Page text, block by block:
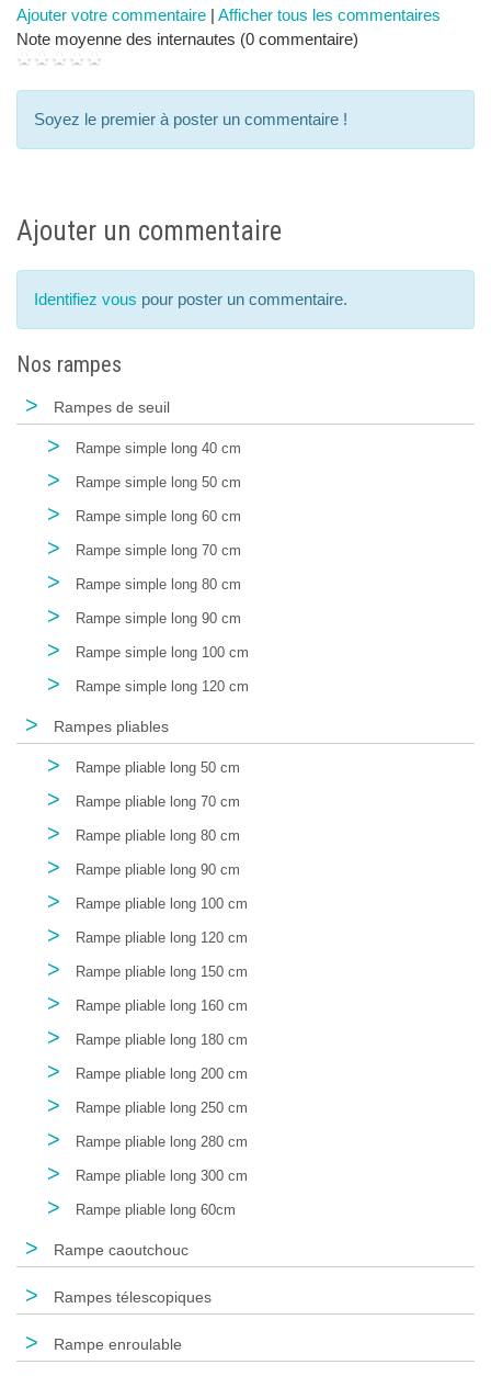
Ajouter votre commentaire | Afficher tous les commentaires
Note moyenne des internautes (0 commentaire)
Soyez le premier à poster un commentaire !
Ajouter un commentaire
Identifiez vous pour poster un commentaire.
Nos rampes
> Rampes de seuil
> Rampe simple long 40 cm
> Rampe simple long 50 cm
> Rampe simple long 60 cm
> Rampe simple long 70 cm
> Rampe simple long 80 cm
> Rampe simple long 90 cm
> Rampe simple long 100 cm
> Rampe simple long 120 cm
> Rampes pliables
> Rampe pliable long 50 cm
> Rampe pliable long 70 cm
> Rampe pliable long 80 cm
> Rampe pliable long 90 cm
> Rampe pliable long 100 cm
> Rampe pliable long 120 cm
> Rampe pliable long 150 cm
> Rampe pliable long 160 cm
> Rampe pliable long 180 cm
> Rampe pliable long 200 cm
> Rampe pliable long 250 cm
> Rampe pliable long 280 cm
> Rampe pliable long 300 cm
> Rampe pliable long 60cm
> Rampe caoutchouc
> Rampes télescopiques
> Rampe enroulable